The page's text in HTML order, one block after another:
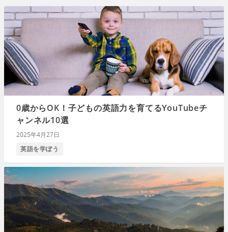
0歳からOK！子どもの英語力を育てるYouTubeチ
ャンネル10選
2025年4月27日
英語を学ぼう